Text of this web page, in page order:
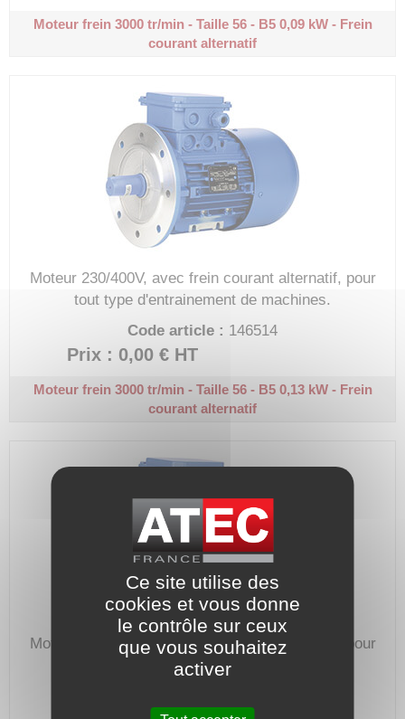
Moteur frein 3000 tr/min - Taille 56 - B50,09 kW - Frein
courant alternatif
Moteur 230/400V, avec frein courant alternatif, pour
tout type d'entrainement de machines.
Code article : 146514
Prix : 0,00 € HT
Moteur frein 3000 tr/min - Taille 56 - B50,13 kW - Frein
courant alternatif
Moteur 230/400V, avec frein courant alternatif, pour
tout type d'entrainement de machines.
Ce site utilise des
cookies et vous donne
le contrôle sur ceux
que vous souhaitez
activer